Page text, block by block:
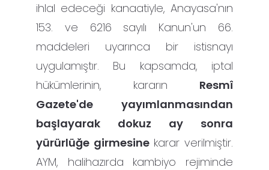
ihlal edeceği kanaatiyle, Anayasa'nın
153. ve 6216 sayılı Kanun'un 66.
maddeleri uyarınca bir istisnayı
uygulamıştır. Bu kapsamda, iptal
hükümlerinin, kararın Resmî
Gazete'de yayımlanmasından
başlayarak dokuz ay sonra
yürürlüğe girmesinekarar verilmiştir.
AYM, halihazırda kambiyo rejiminde